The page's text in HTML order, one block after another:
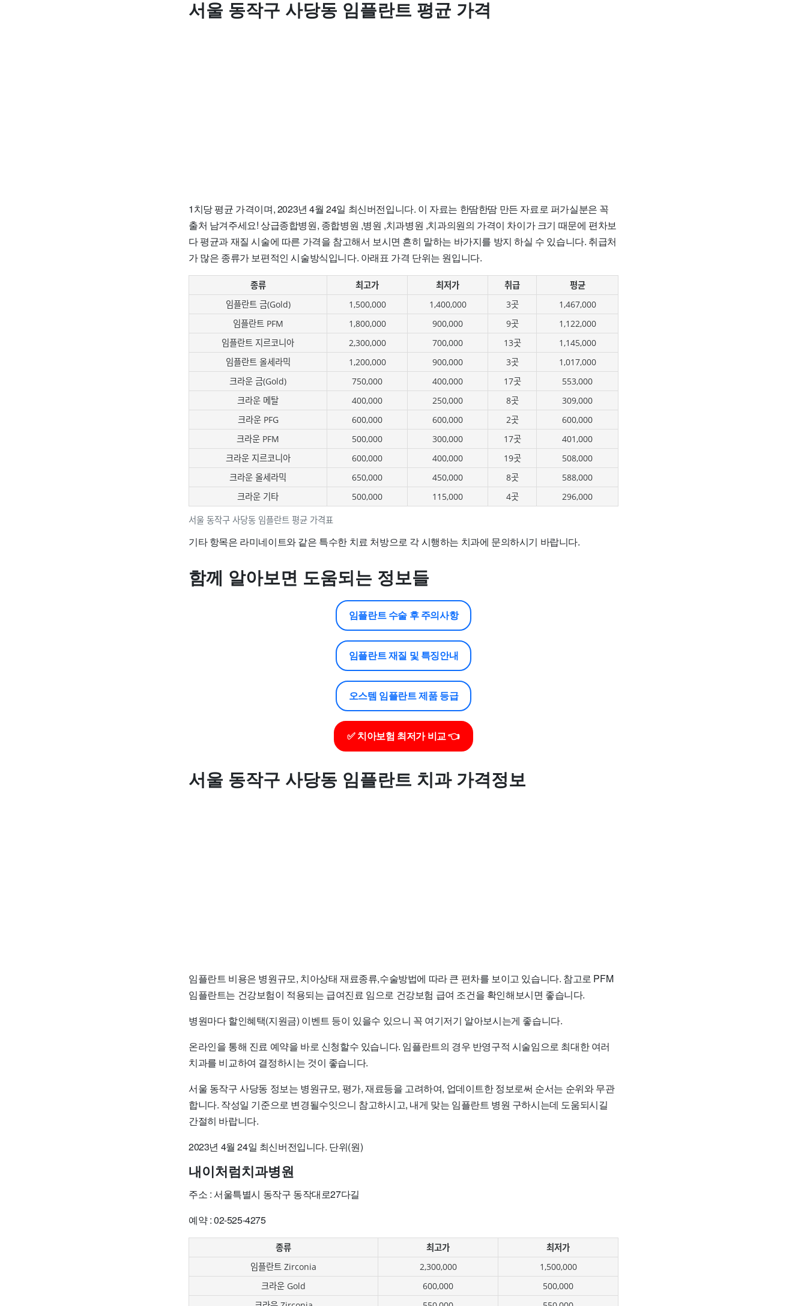
서울 동작구 사당동 임플란트 평균 가격
1치당 평균 가격이며, 2023년 4월 24일 최신버전입니다. 이 자료는 한땀한땀 만든 자료로 퍼가실분은 꼭
출처 남겨주세요! 상급종합병원, 종합병원 ,병원 ,치과병원 ,치과의원의 가격이 차이가 크기 때문에 편차보
다 평균과 재질 시술에 따른 가격을 참고해서 보시면 흔히 말하는 바가지를 방지 하실 수 있습니다. 취급처
가 많은 종류가 보편적인 시술방식입니다. 아래표 가격 단위는 원입니다.
서울 동작구 사당동 임플란트 평균 가격표
종류 최고가 최저가 취급
평균
임플란트 금(Gold)
1,500,000 1,400,000 3곳
1,467,000
임플란트 PFM
1,800,000 900,000 9곳
1,122,000
임플란트 지르코니아
2,300,000 700,000 13곳
1,145,000
임플란트 올세라믹
1,200,000 900,000 3곳
1,017,000
크라운 금(Gold)
750,000 400,000 17곳
553,000
크라운 메탈
400,000 250,000 8곳
309,000
크라운 PFG
600,000 600,000 2곳
600,000
크라운 PFM
500,000 300,000 17곳
401,000
크라운 지르코니아
600,000 400,000 19곳
508,000
크라운 올세라믹
650,000 450,000 8곳
588,000
크라운 기타
500,000 115,000 4곳 296,000
기타 항목은 라미네이트와 같은 특수한 치료 처방으로 각 시행하는 치과에 문의하시기 바랍니다.
함께 알아보면 도움되는 정보들
임플란트 수술 후 주의사항
임플란트 재질 및 특징안내
오스템 임플란트 제품 등급
✅ 치아보험 최저가 비교 👈
서울 동작구 사당동 임플란트 치과 가격정보
임플란트 비용은 병원규모, 치아상태 재료종류,수술방법에 따라 큰 편차를 보이고 있습니다. 참고로 PFM
임플란트는 건강보험이 적용되는 급여진료 임으로 건강보험 급여 조건을 확인해보시면 좋습니다.
병원마다 할인혜택(지원금) 이벤트 등이 있을수 있으니 꼭 여기저기 알아보시는게 좋습니다.
온라인을 통해 진료 예약을 바로 신청할수 있습니다. 임플란트의 경우 반영구적 시술임으로 최대한 여러
치과를 비교하여 결정하시는 것이 좋습니다.
서울 동작구 사당동 정보는 병원규모, 평가, 재료등을 고려하여, 업데이트한 정보로써 순서는 순위와 무관
합니다. 작성일 기준으로 변경될수잇으니 참고하시고, 내게 맞는 임플란트 병원 구하시는데 도움되시길
간절히 바랍니다.
2023년 4월 24일 최신버전입니다. 단위(원)
내이처럼치과병원
주소 : 서울특별시 동작구 동작대로27다길
예약 : 02-525-4275
종류 최고가
최저가
임플란트 Zirconia
2,300,000
1,500,000
크라운 Gold
600,000
500,000